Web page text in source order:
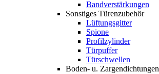
Bandverstärkungen
Sonstiges Türenzubehör
Lüftungsgitter
Spione
Profilzylinder
Türpuffer
Türschwellen
Boden- u. Zargendichtungen